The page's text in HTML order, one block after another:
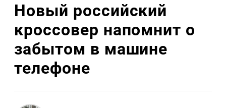
Новый российский
кроссовер напомнит о
забытом в машине
телефоне